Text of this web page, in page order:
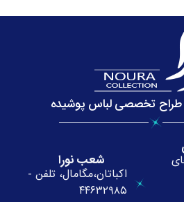
طراح تخصصی لباس پوشیده
شعب نورا
اکباتان،مگامال، تلفن -
۴۴۶۳۲۹۸۵